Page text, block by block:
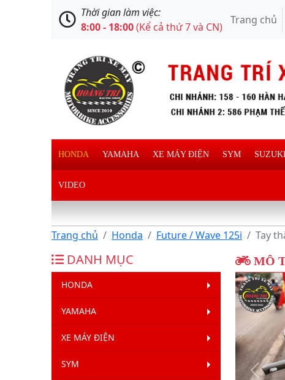
Thời gian làm việc:
8:00 - 18:00(Kể cả thứ 7 và CN)
Trang chủ
HONDA YAMAHA XE MÁY ĐIỆN SYM SUZUKI
VIDEO
Trang chủ
Honda Future / Wave 125i Tay
DANH MỤC
HONDA
YAMAHA
XE MÁY ĐIỆN
SYM
MÔ
Quay